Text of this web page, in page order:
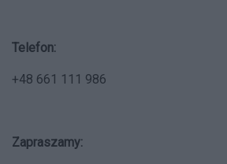
Telefon:
+48 661 111 986
Zapraszamy: